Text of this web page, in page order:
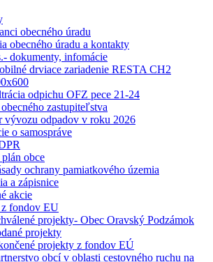
obecného úradu
obecného úradu a kontakty
dokumenty, infomácie
drviace zariadenie RESTA CH2
odpichu OFZ pece 21-24
zastupiteľstva
vývozu odpadov v roku 2026
o samospráve
obce
ochrany pamiatkového územia
a zápisnice
akcie
fondov EU
projekty- Obec Oravský Podzámok
projekty
projekty z fondov EÚ
obcí v oblasti cestovného ruchu na